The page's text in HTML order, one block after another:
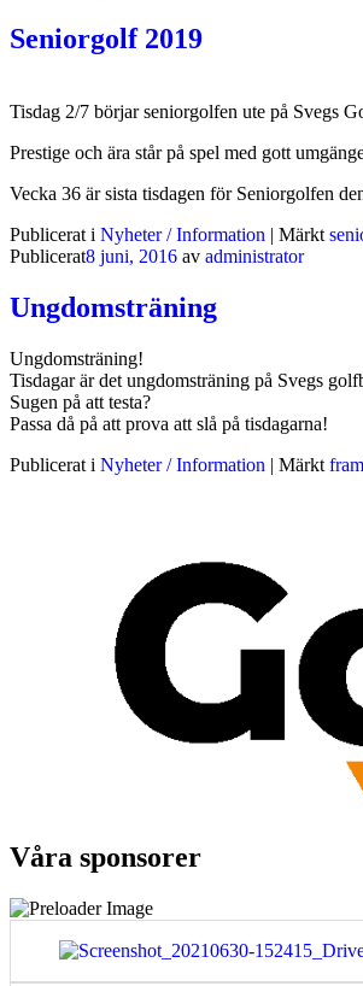
Seniorgolf 2019
Tisdag 2/7 börjar seniorgolfen ute på Svegs
Prestige och ära står på spel med gott
Vecka 36 är sista tisdagen för Seniorgolfen
Publicerat i Nyheter / Information | Märkt
Publicerat8 juni, 2016 av administrator
Ungdomsträning
Ungdomsträning!
Tisdagar är det ungdomsträning på Svegs
Sugen på att testa?
Passa då på att prova att slå på tisdagarna!
Publicerat i Nyheter / Information | Märkt
Våra sponsorer